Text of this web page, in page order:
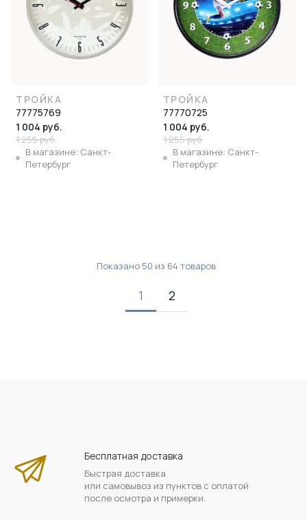
ТРОЙКА
77775769
1 004 руб.
1 255 руб.
В магазине: Санкт-
Петербург
ТРОЙКА
77770725
1 004 руб.
1 255 руб.
В магазине: Санкт-
Петербург
Показано 50 из 64 товаров
1 2
Бесплатная доставка
Быстрая доставка
или самовывоз из пунктов с оплатой
после осмотра и примерки.